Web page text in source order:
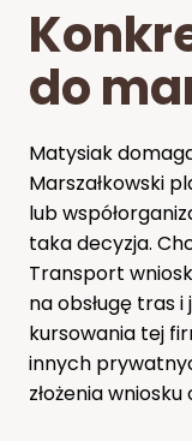
do
Matysiak
Marszałkowski
lub
taka decyzja.
Transport
na obsługę tras
kursowania tej
innych
złożenia